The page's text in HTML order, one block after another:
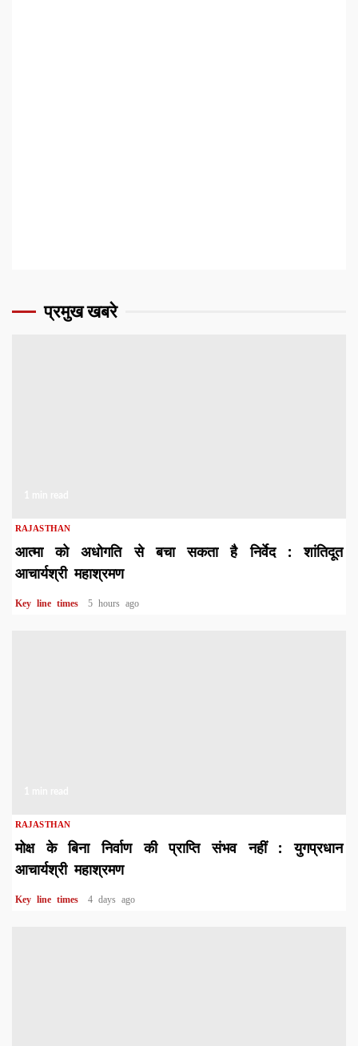
प्रमुख खबरे
RAJASTHAN
आत्मा को अधोगति से बचा सकता है निर्वेद : शांतिदूत
आचार्यश्री महाश्रमण
Key line times 5 hours ago
RAJASTHAN
मोक्ष के बिना निर्वाण की प्राप्ति संभव नहीं : युगप्रधान
आचार्यश्री महाश्रमण
Key line times 4 days ago